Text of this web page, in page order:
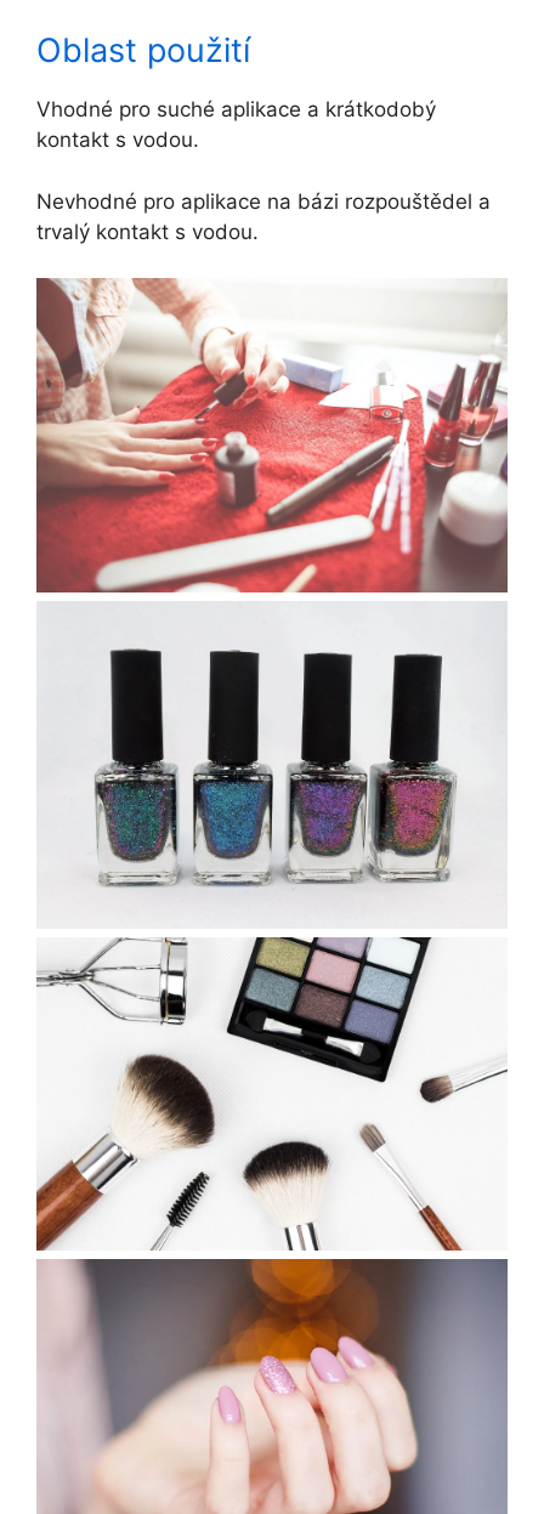
Oblast použití
Vhodné pro suché aplikace a krátkodobý
kontakt s vodou.
Nevhodné pro aplikace na bázi rozpouštědel a
trvalý kontakt s vodou.